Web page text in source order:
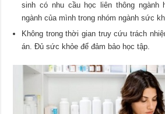
sinh có nhu cầu học liên thông ngành
ngành của mình trong nhóm ngành sức
Không trong thời gian truy cứu trách
án. Đủ sức khỏe để đảm bảo học tập.